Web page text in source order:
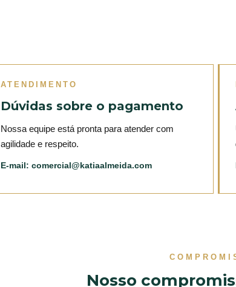
ATENDIMENTO
Dúvidas sobre o pagamento
Nossa equipe está pronta para atender com
agilidade e respeito.
E-mail: comercial@katiaalmeida.com
Nosso